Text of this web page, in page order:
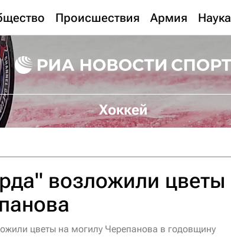
Происшествия Армия Наука
Хоккей
возложили цветы
цветы на могилу Черепанова в годовщину